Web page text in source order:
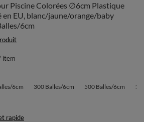
Piscine Colorées ∅6cm Plastique
en EU, blanc/jaune/orange/baby
6cm
6cm 300 Balles/6cm 500 Balles/6cm
item
rapide